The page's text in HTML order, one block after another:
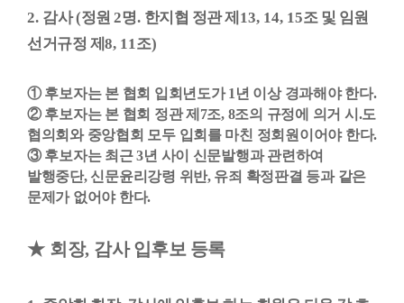
2. 감사(정원 2명. 한지협 정관 제 13, 14, 15조 및 임원
선거규정 제 8, 11조)
① 후보자는 본 협회 입회년도가1 년 이상 경과해야 한다.
② 후보자는 본 협회 정관 제 7조, 8조의 규정에 의거 시 .도
협의회와 중앙협회 모두 입회를 마친 정회원이어야 한다.
③ 후보자는 최근3년 사이 신문발행과 관련하여
발행중단, 신문윤리강령 위반, 유죄 확정판결 등과 같은
문제가 없어야 한다.
★ 회장, 감사 입후보 등록